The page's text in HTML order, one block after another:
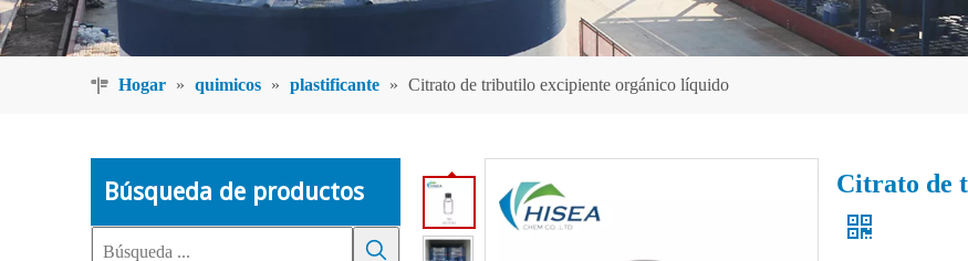
Hogar » quimicos » plastificante » Citrato de tributilo excipiente orgánico líquido
Búsqueda de productos Citrato de